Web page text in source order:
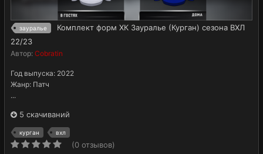
зауралье
Комплект форм ХК Зауралье (Курган) сезона ВХЛ
22/23
Автор: Cobratin
Год выпуска: 2022
Жанр: Патч
...
5 скачиваний
курган вхл
(0 отзывов)